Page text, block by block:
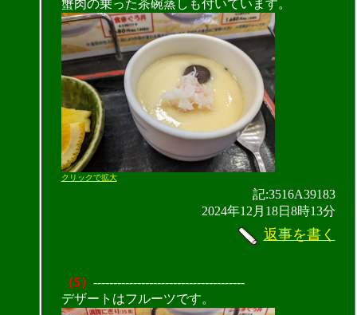
蟹肉の乗った茶碗蒸しも付いています。
クリックで拡大
記:3516A39183
2024年12月18日8時13分
返事を書く
（5） --------------------------------------
デザートはフルーツです。